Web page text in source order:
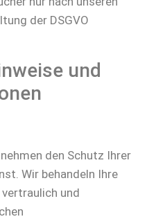
der DSGVO
und
den Schutz Ihrer
Wir behandeln Ihre
und